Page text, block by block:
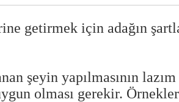
getirmek için adağın
şeyin yapılmasının
olması gerekir.